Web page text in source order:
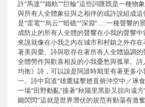
許“馬達”“鐵軌”“巨輪”這些詞匯既是一種物
與所有人全體象征與之相伴的或許說組成
是“雷電”“烏云”“暗礁”“深淵”……一種聲響的
成防止的所有人全體的聲響在小我的聲響
來說就像在小我之內在城市和村鎮之外存
著美與愛、詩與歌存在著所有人全體協調
全體勞作與歡喜相反的小我憂愁與孤單。
均衡》詩，可以說是阿誰時期里有著更多
一。詩中寫道“雄鷹猛擊翅直俯沖空中／琢
一場“田野動亂”接著“秋陽里黑影又掠向遠方
鋤閃閃”這就是世界潛伏的規范有動蕩有激